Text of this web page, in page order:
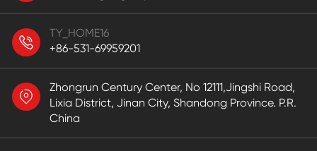
TY_HOME16
+86-531-69959201
Zhongrun Century Center, No 12111,Jingshi Road,
Lixia District, Jinan City, Shandong Province. P.R.
China